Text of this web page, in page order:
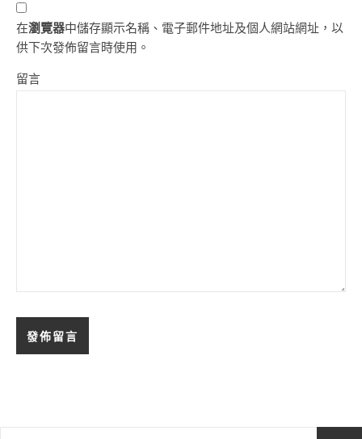
在瀏覽器中儲存顯示名稱、電子郵件地址及個人網站網址，以
供下次發佈留言時使用。
留言